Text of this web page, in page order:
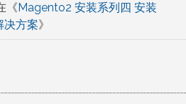
《Magento2 安装系列四 安装
决方案》